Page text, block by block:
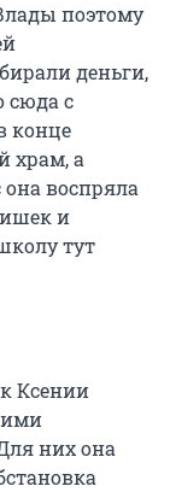
поэтому
деньги,
сюда с
конце
храм, а
она воспряла
и
тут
Ксении
них она